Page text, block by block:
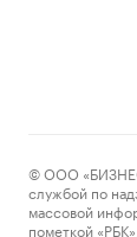
© ООО
службой по
массовой
пометкой «РБК».